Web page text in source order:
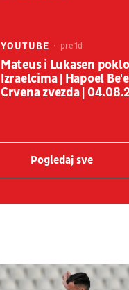
YOUTUBE pre 1d
Mateus i Lukasen
Izraelcima | Hapoel
Crvena zvezda |
Pogledaj sve